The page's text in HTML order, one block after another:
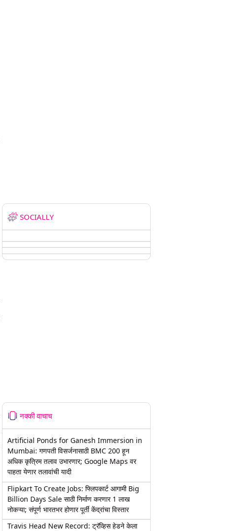
SOCIALLY
नक्की वाचाच
Artificial Ponds for Ganesh Immersion in
Mumbai: गणपती विसर्जनासाठी BMC 200 हून
अधिक कृत्रिम तलाव उभारणार; Google Maps वर
पाहता येणार तलावांची यादी
Flipkart To Create Jobs: फ्लिपकार्ट आगामी Big
Billion Days Sale साठी निर्माण करणार 1 लाख
नोकऱ्या; संपूर्ण भारतभर होणार पूर्ती केंद्रांचा विस्तार
Travis Head New Record: ट्रॅव्हिस हेडने केला